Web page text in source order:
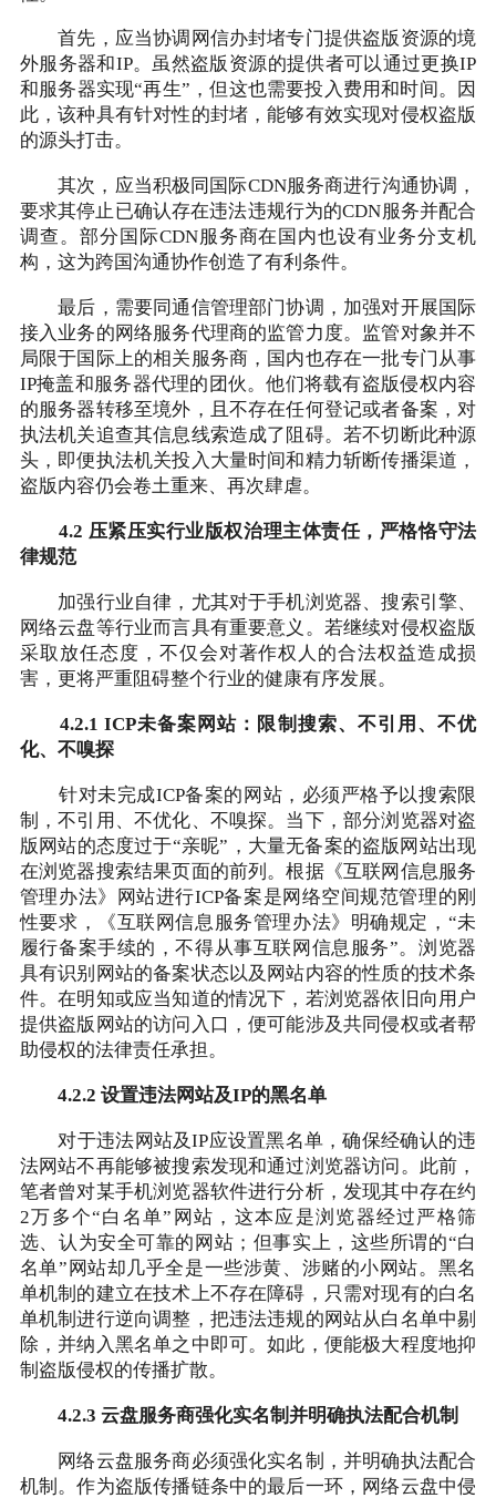
首先，应当协调网信办封堵专门提供盗版资源的境
外服务器和IP。虽然盗版资源的提供者可以通过更换IP
和服务器实现“再生”，但这也需要投入费用和时间。因
此，该种具有针对性的封堵，能够有效实现对侵权盗版
的源头打击。
其次，应当积极同国际CDN服务商进行沟通协调，
要求其停止已确认存在违法违规行为的CDN服务并配合
调查。部分国际CDN服务商在国内也设有业务分支机
构，这为跨国沟通协作创造了有利条件。
最后，需要同通信管理部门协调，加强对开展国际
接入业务的网络服务代理商的监管力度。监管对象并不
局限于国际上的相关服务商，国内也存在一批专门从事
IP掩盖和服务器代理的团伙。他们将载有盗版侵权内容
的服务器转移至境外，且不存在任何登记或者备案，对
执法机关追查其信息线索造成了阻碍。若不切断此种源
头，即便执法机关投入大量时间和精力斩断传播渠道，
盗版内容仍会卷土重来、再次肆虐。
4.2 压紧压实行业版权治理主体责任，严格恪守法
律规范
加强行业自律，尤其对于手机浏览器、搜索引擎、
网络云盘等行业而言具有重要意义。若继续对侵权盗版
采取放任态度，不仅会对著作权人的合法权益造成损
害，更将严重阻碍整个行业的健康有序发展。
4.2.1 ICP未备案网站：限制搜索、不引用、不优
化、不嗅探
针对未完成ICP备案的网站，必须严格予以搜索限
制，不引用、不优化、不嗅探。当下，部分浏览器对盗
版网站的态度过于“亲昵”，大量无备案的盗版网站出现
在浏览器搜索结果页面的前列。根据《互联网信息服务
管理办法》网站进行ICP备案是网络空间规范管理的刚
性要求，《互联网信息服务管理办法》明确规定，“未
履行备案手续的，不得从事互联网信息服务”。浏览器
具有识别网站的备案状态以及网站内容的性质的技术条
件。在明知或应当知道的情况下，若浏览器依旧向用户
提供盗版网站的访问入口，便可能涉及共同侵权或者帮
助侵权的法律责任承担。
4.2.2 设置违法网站及IP的黑名单
对于违法网站及IP应设置黑名单，确保经确认的违
法网站不再能够被搜索发现和通过浏览器访问。此前，
笔者曾对某手机浏览器软件进行分析，发现其中存在约
2万多个“白名单”网站，这本应是浏览器经过严格筛
选、认为安全可靠的网站；但事实上，这些所谓的“白
名单”网站却几乎全是一些涉黄、涉赌的小网站。黑名
单机制的建立在技术上不存在障碍，只需对现有的白名
单机制进行逆向调整，把违法违规的网站从白名单中剔
除，并纳入黑名单之中即可。如此，便能极大程度地抑
制盗版侵权的传播扩散。
4.2.3 云盘服务商强化实名制并明确执法配合机制
网络云盘服务商必须强化实名制，并明确执法配合
机制。作为盗版传播链条中的最后一环，网络云盘中侵